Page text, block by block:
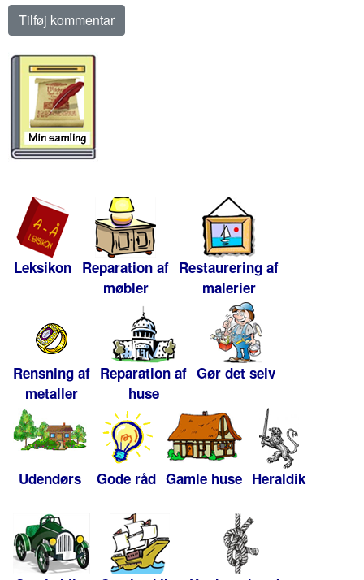
Leksikon Reparation af
møbler
Restaurering af
malerier
Rensning af
metaller
Reparation af
huse
Gør det selv
Udendørs Gode råd Gamle huse Heraldik